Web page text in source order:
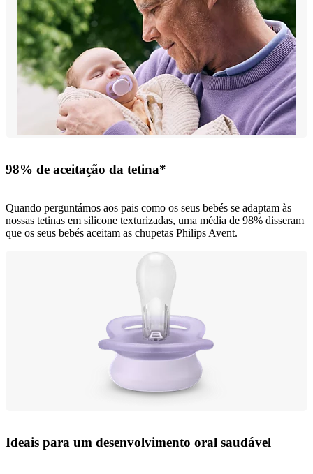
98% de aceitação da tetina*
Quando perguntámos aos pais como os seus bebés se adaptam às
nossas tetinas em silicone texturizadas, uma média de 98% disseram
que os seus bebés aceitam as chupetas Philips Avent.
Ideais para um desenvolvimento oral saudável